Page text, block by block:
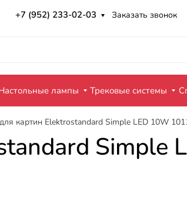
+7 (952) 233-02-03 Заказать звонок
лампы Трековые системы
картин Elektrostandard Simple LED 10W
Simple